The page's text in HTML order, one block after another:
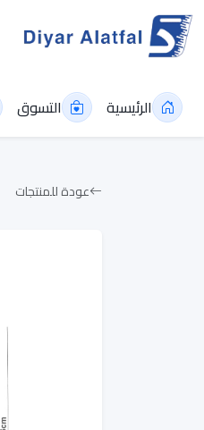
الرئيسية التسوق
عودة للمنتجات